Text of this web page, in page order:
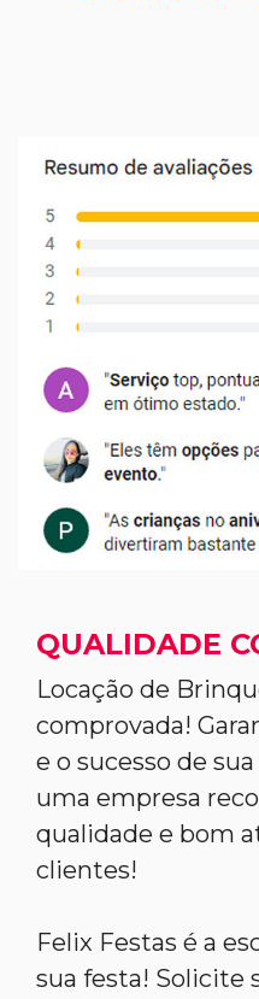
QUALIDADE
Locação de
comprovada!
e o sucesso de
uma empresa
qualidade e bom
clientes!
Felix Festas é a
sua festa! Solicite